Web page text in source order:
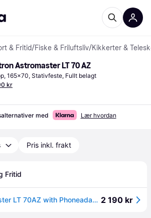
& Fritid/Fiske & Friluftsliv/Kikkerter &
Astromaster LT 70 AZ
165x70, Stativfeste, Fullt belagt
kr
med Lær hvordan
Pris inkl. frakt
Fritid
Celestron Astromaster LT 70AZ with Phoneadapter and Moonfilter - Stjernekikkert 2 190 kr